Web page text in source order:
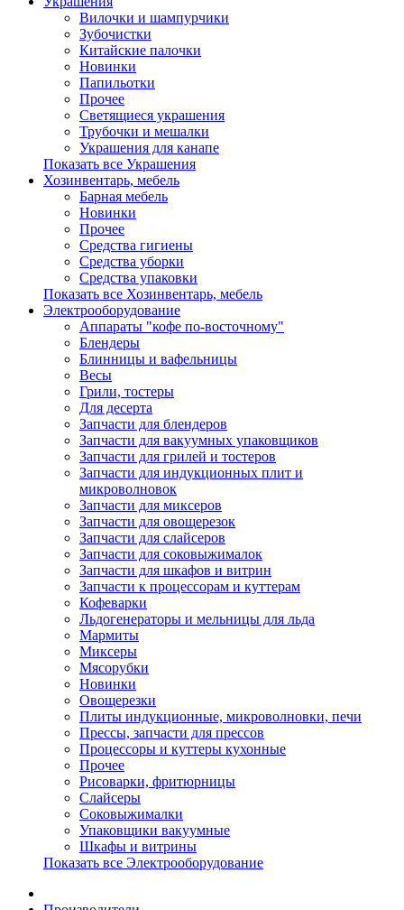
Вилочки и шампурчики
Зубочистки
Китайские палочки
Новинки
Папильотки
Прочее
Светящиеся украшения
Трубочки и мешалки
Украшения для канапе
Показать все Украшения
Хозинвентарь, мебель
Барная мебель
Новинки
Прочее
Средства гигиены
Средства уборки
Средства упаковки
Показать все Хозинвентарь, мебель
Электрооборудование
Аппараты "кофе по-восточному"
Блендеры
Блинницы и вафельницы
Весы
Грили, тостеры
Для десерта
Запчасти для блендеров
Запчасти для вакуумных упаковщиков
Запчасти для грилей и тостеров
Запчасти для индукционных плит и
микроволновок
Запчасти для миксеров
Запчасти для овощерезок
Запчасти для слайсеров
Запчасти для соковыжималок
Запчасти для шкафов и витрин
Запчасти к процессорам и куттерам
Кофеварки
Льдогенераторы и мельницы для льда
Мармиты
Миксеры
Мясорубки
Новинки
Овощерезки
Плиты индукционные, микроволновки, печи
Прессы, запчасти для прессов
Процессоры и куттеры кухонные
Прочее
Рисоварки, фритюрницы
Слайсеры
Соковыжималки
Упаковщики вакуумные
Шкафы и витрины
Показать все Электрооборудование